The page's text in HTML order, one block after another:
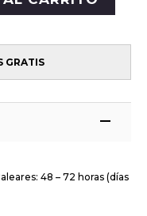
GRATIS
48 – 72 horas (días